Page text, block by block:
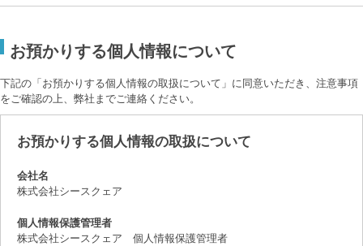
お預かりする個人情報について
下記の「お預かりする個人情報の取扱について」に同意いただき、注意事項
をご確認の上、弊社までご連絡ください。
お預かりする個人情報の取扱について
会社名
株式会社シースクェア
個人情報保護管理者
株式会社シースクェア 個人情報保護管理者